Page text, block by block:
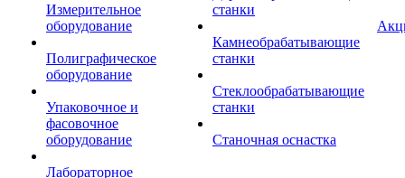
Измерительное
оборудование
Полиграфическое
оборудование
Упаковочное и
фасовочное
оборудование
Лабораторное
станки
Камнеобрабатывающие
станки
Стеклообрабатывающие
станки
Станочная оснастка